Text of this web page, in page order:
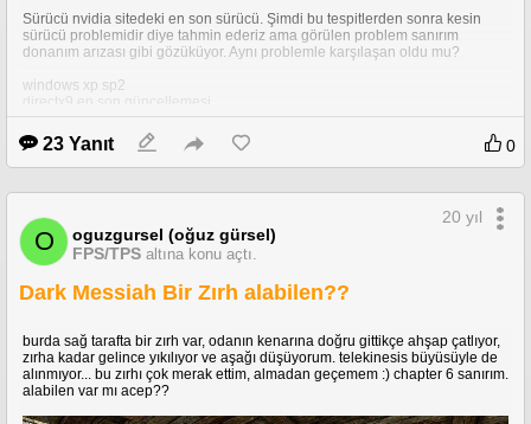
Sürücü nvidia sitedeki en son sürücü. Şimdi bu tespitlerden sonra kesin
sürücü problemidir diye tahmin ederiz ama görülen problem sanırım
donanım arızası gibi gözüküyor. Aynı problemle karşılaşan oldu mu?
windows xp sp2
nvidia en son sürücü
[img=http://img107.imageshack.us/img107/7743/dsc00069cr6.th.jpg]
23 Yanıt 0
O
oguzgursel (oğuz gürsel)
FPS/TPS altına konu açtı.
20 yıl
Dark Messiah Bir Zırh alabilen??
burda sağ tarafta bir zırh var, odanın kenarına doğru gittikçe ahşap çatlıyor,
zırha kadar gelince yıkılıyor ve aşağı düşüyorum. telekinesis büyüsüyle de
alınmıyor... bu zırhı çok merak ettim, almadan geçemem :) chapter 6 sanırım.
alabilen var mı acep??